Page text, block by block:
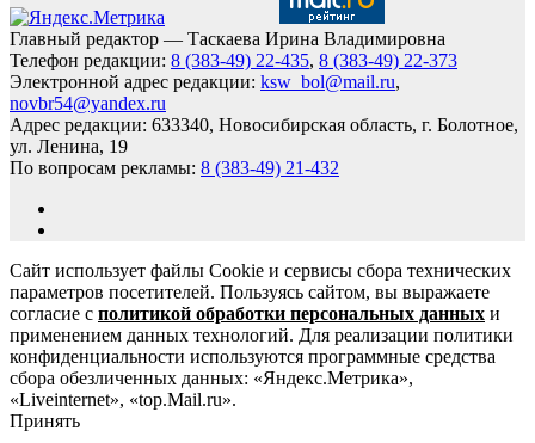
Главный редактор — Таскаева Ирина Владимировна
Телефон редакции: 8 (383-49) 22-435, 8 (383-49) 22-373
Электронной адрес редакции: ksw_bol@mail.ru,
novbr54@yandex.ru
Адрес редакции: 633340, Новосибирская область, г. Болотное,
ул. Ленина, 19
По вопросам рекламы: 8 (383-49) 21-432
Сайт использует файлы Cookie и сервисы сбора технических
параметров посетителей. Пользуясь сайтом, вы выражаете
согласие с политикой обработки персональных данных и
применением данных технологий. Для реализации политики
конфиденциальности используются программные средства
сбора обезличенных данных: «Яндекс.Метрика»,
«Liveinternet», «top.Mail.ru».
Принять